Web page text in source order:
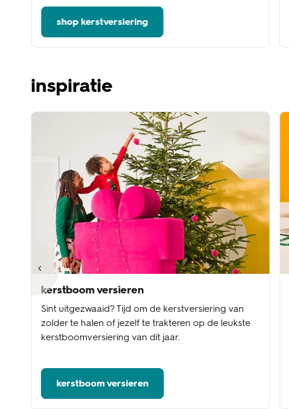
shop kerstversiering
inspiratie
kerstboom versieren
Sint uitgezwaaid? Tijd om de kerstversiering van
zolder te halen of jezelf te trakteren op de leukste
kerstboomversiering van dit jaar.
kerstboom versieren